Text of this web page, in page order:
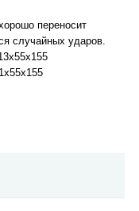
переносит
случайных ударов.